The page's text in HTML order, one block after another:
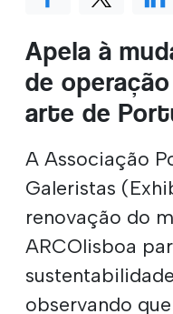
Apela à
de
arte de
A Associação
Galeristas
renovação do
ARCOlisboa
observando